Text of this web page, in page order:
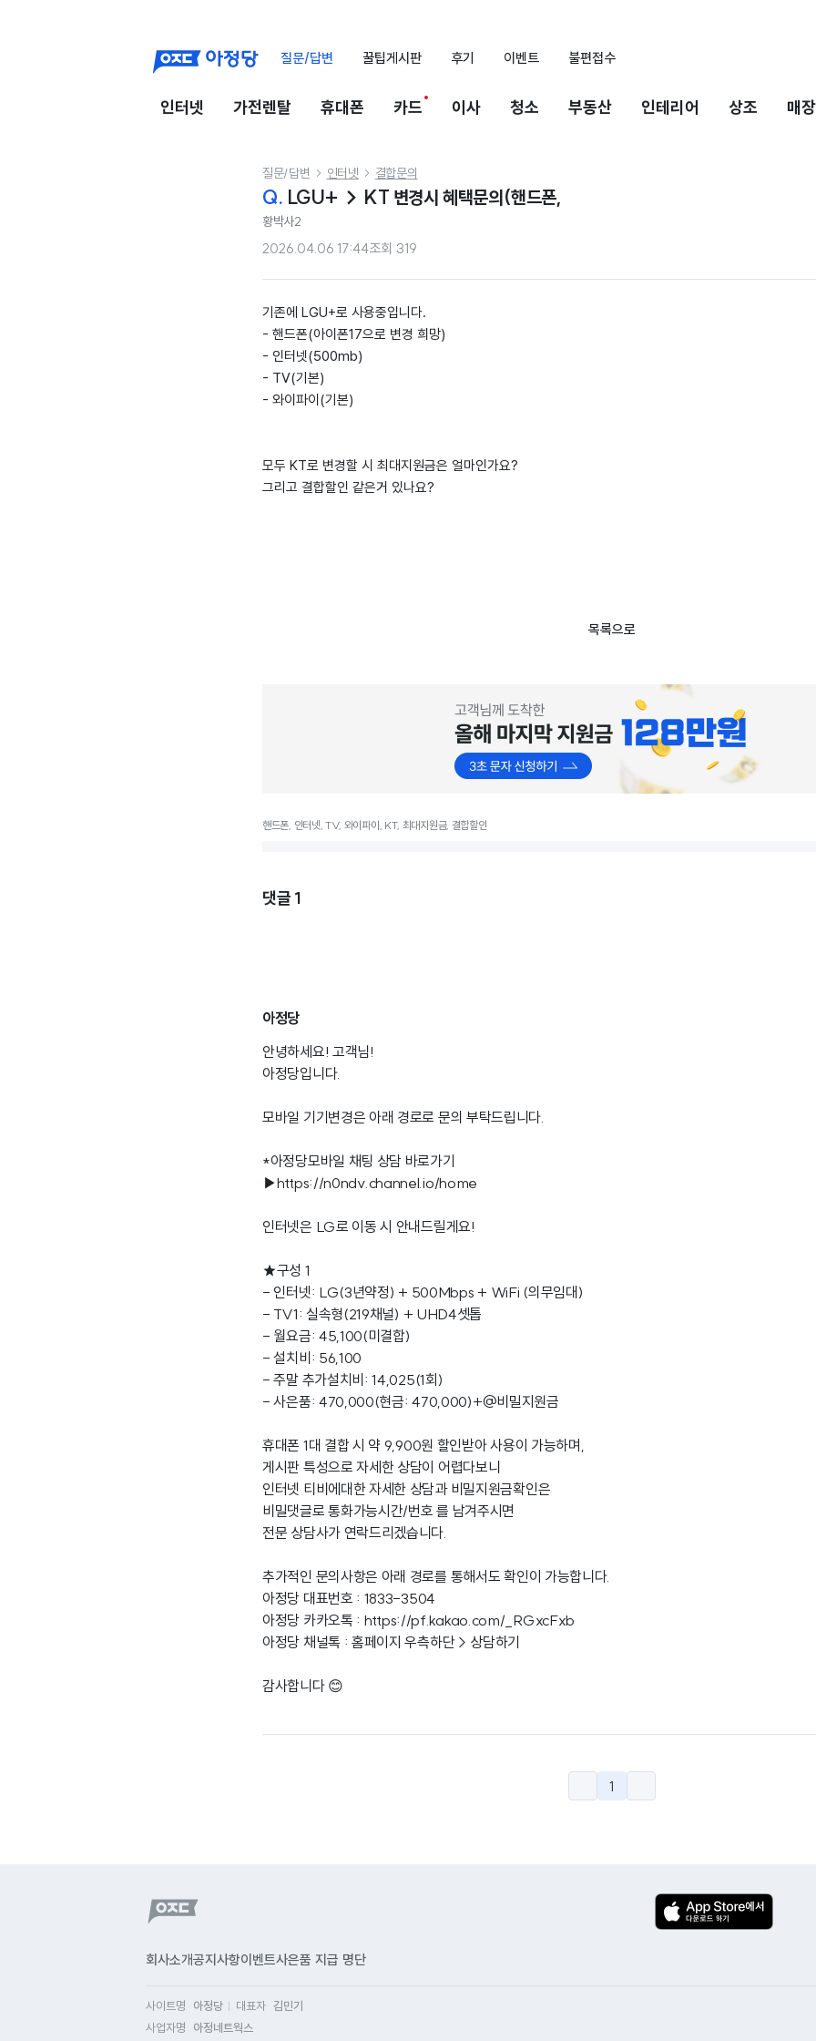
질문/답변 꿀팁게시판 후기 이벤트 불편접수
인터넷 가전렌탈 휴대폰 카드 이사 청소 부동산 인테리어 상조 매
질문/답변  인터넷  결합문의
Q. LGU+ → KT 변경시 혜택문의(핸드폰,
황박사2
2026.04.06 17:44조회 319
기존에 LGU+로 사용중입니다.
- 핸드폰(아이폰17으로 변경 희망)
- 인터넷(500mb)
- TV(기본)
- 와이파이(기본)
모두 KT로 변경할 시 최대지원금은 얼마인가요?
그리고 결합할인 같은거 있나요?
목록으로
핸드폰, 인터넷, TV, 와이파이, KT, 최대지원금, 결합할인
댓글 1
아정당
안녕하세요! 고객님!
아정당입니다.
모바일 기기변경은 아래 경로로 문의 부탁드립니다.
*아정당모바일 채팅 상담 바로가기
▶https://n0ndv.channel.io/home
인터넷은 LG로 이동 시 안내드릴게요!
★구성 1
- 인터넷: LG(3년약정) + 500Mbps + WiFi (의무임대)
- TV1: 실속형(219채널) + UHD4셋톱
- 월요금: 45,100(미결합)
- 설치비: 56,100
- 주말 추가설치비: 14,025(1회)
- 사은품: 470,000(현금: 470,000)+@비밀지원금
휴대폰 1대 결합 시 약 9,900원 할인받아 사용이 가능하며,
게시판 특성으로 자세한 상담이 어렵다보니
인터넷 티비에대한 자세한 상담과 비밀지원금확인은
비밀댓글로 통화가능시간/번호 를 남겨주시면
전문 상담사가 연락드리겠습니다.
추가적인 문의사항은 아래 경로를 통해서도 확인이 가능합니다.
아정당 대표번호 : 1833-3504
아정당 카카오톡 : https://pf.kakao.com/_RGxcFxb
아정당 채널톡 : 홈페이지 우측하단 > 상담하기
감사합니다 😊
1
회사소개공지사항이벤트사은품 지급 명단
사이트명 아정당 대표자 김민기
사업자명
아정네트웍스